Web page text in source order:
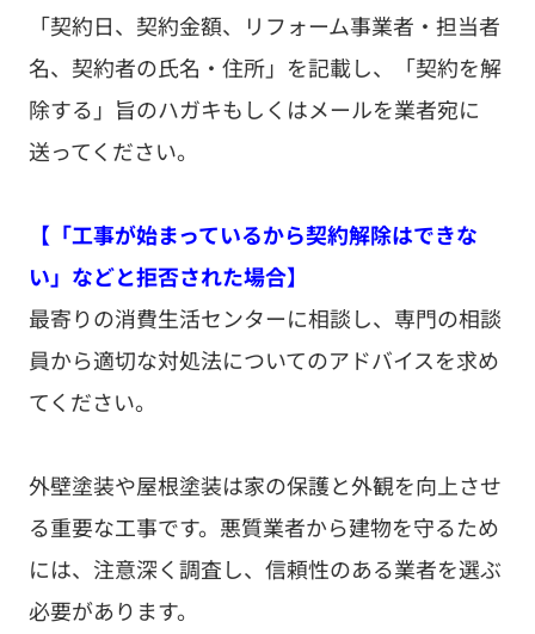
「契約日、契約金額、リフォーム事業者・担当者
名、契約者の氏名・住所」を記載し、「契約を解
除する」旨のハガキもしくはメールを業者宛に
送ってください。
【「工事が始まっているから契約解除はできな
い」などと拒否された場合】
最寄りの消費生活センターに相談し、専門の相談
員から適切な対処法についてのアドバイスを求め
てください。
外壁塗装や屋根塗装は家の保護と外観を向上させ
る重要な工事です。悪質業者から建物を守るため
には、注意深く調査し、信頼性のある業者を選ぶ
必要があります。